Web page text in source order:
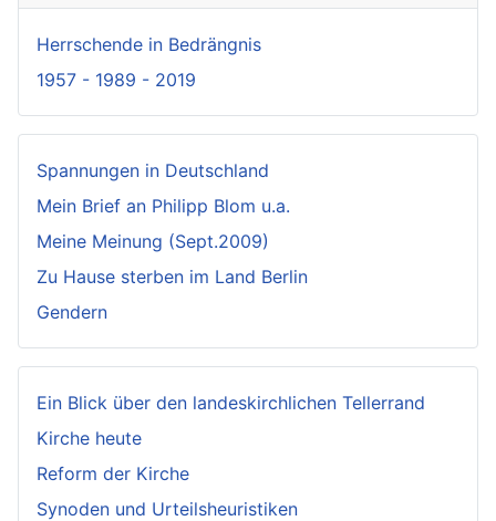
Herrschende in Bedrängnis
1957 - 1989 - 2019
Spannungen in Deutschland
Mein Brief an Philipp Blom u.a.
Meine Meinung (Sept.2009)
Zu Hause sterben im Land Berlin
Gendern
Ein Blick über den landeskirchlichen Tellerrand
Kirche heute
Reform der Kirche
Synoden und Urteilsheuristiken